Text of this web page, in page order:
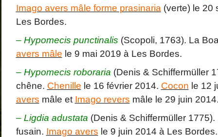
Imago avers mâle forme prasinaria (verte) le 20
Les Bordes.
– Hypomecis punctinalis (Scopoli, 1763). La
avers mâle le 9 mai 2019 à Les Bordes.
– Hypomecis roboraria (Denis & Schiffermüller
chêne. Chenille le 16 février 2014. Cocon le 12
avers mâle et Imago revers mâle le 29 juin
– Ligdia adustata (Denis & Schiffermüller
fusain. Imago avers le 9 juin 2014 à Les Bordes.